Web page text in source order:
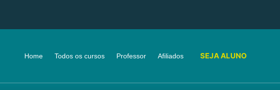
Home Todos os cursos Professor Afiliados SEJA ALUNO